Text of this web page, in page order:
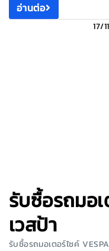
อ่านต่อ
17/
รับซื้อรถมอ
เวสป้า
รับซื้อรถมอเตอร์ไซค์